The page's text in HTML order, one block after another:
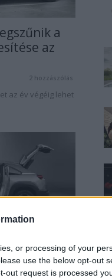
or processing of your
use the below opt-out
out request is processed
a
az
2 hozzászólás
az év végéig lehet
MX-30
0